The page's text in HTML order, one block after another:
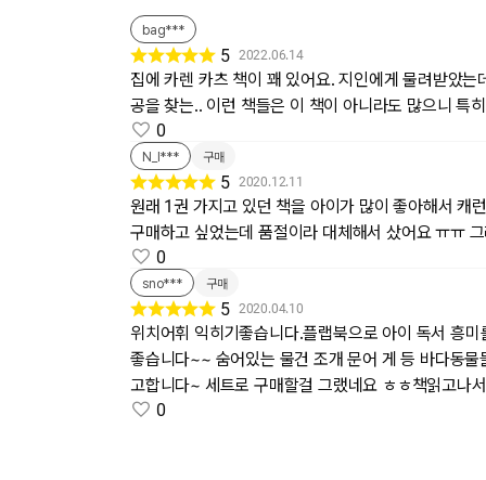
bag***
5 2022.06.14
집에 카렌 카츠 책이 꽤 있어요. 지인에게 물려받았
공을 찾는.. 이런 책들은 이 책이 아니라도 많으니 특
0
N_l*** 구매
5 2020.12.11
원래 1권 가지고 있던 책을 아이가 많이 좋아해서 캐
구매하고 싶었는데 품절이라 대체해서 샀어요 ㅠㅠ
0
sno*** 구매
5 2020.04.10
위치어휘 익히기좋습니다.플랩북으로 아이 독서 흥
좋습니다~~ 숨어있는 물건 조개 문어 게 등 바다동
고합니다~ 세트로 구매할걸 그랬네요 ㅎㅎ책읽고나
0